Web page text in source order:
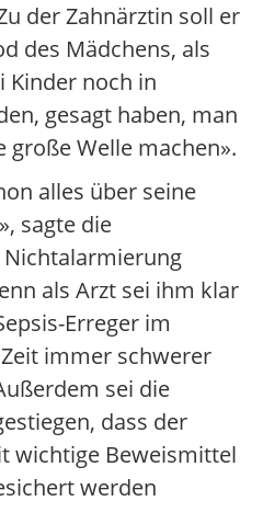
der Zahnärztin soll er
des Mädchens, als
Kinder noch in
gesagt haben, man
große Welle machen».
alles über seine
sagte die
Nichtalarmierung
als Arzt sei ihm klar
Erreger im
immer schwerer
sei die
dass der
wichtige Beweismittel
werden